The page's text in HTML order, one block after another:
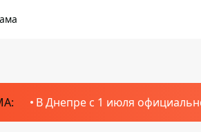
В Днепре с 1 июля